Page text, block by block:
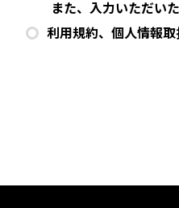
また、入力いただい
利用規約、個人情報